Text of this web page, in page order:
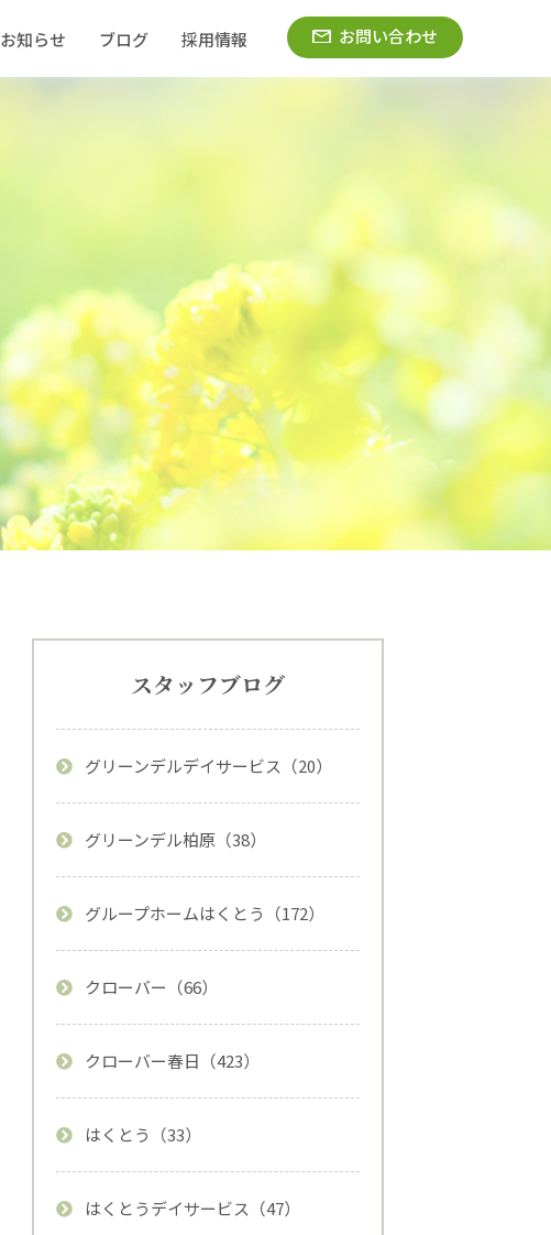
お知らせ ブログ 採用情報 お問い合わせ
スタッフブログ
グリーンデルデイサービス（20）
グリーンデル柏原（38）
グループホームはくとう（172）
クローバー（66）
クローバー春日（423）
はくとう（33）
はくとうデイサービス（47）